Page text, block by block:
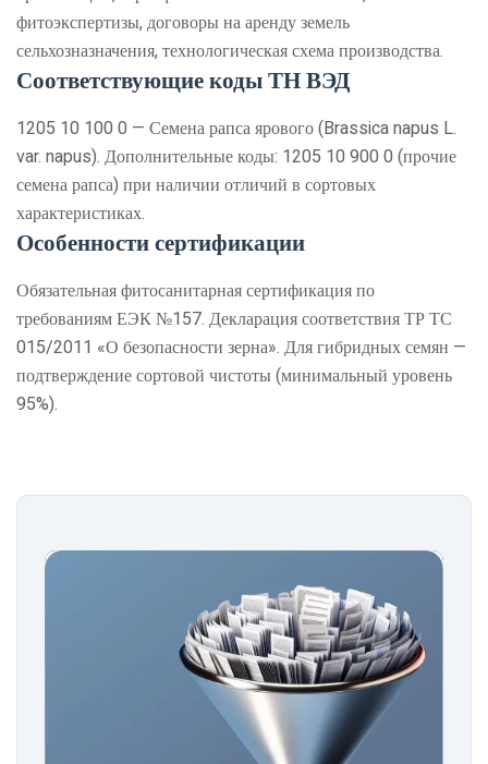
фитоэкспертизы, договоры на аренду земель
сельхозназначения, технологическая схема производства.
Соответствующие коды ТН ВЭД
1205 10 100 0 — Семена рапса ярового (Brassica napus L.
var. napus). Дополнительные коды: 1205 10 900 0 (прочие
семена рапса) при наличии отличий в сортовых
характеристиках.
Особенности сертификации
Обязательная фитосанитарная сертификация по
требованиям ЕЭК №157. Декларация соответствия ТР ТС
015/2011 «О безопасности зерна». Для гибридных семян —
подтверждение сортовой чистоты (минимальный уровень
95%).